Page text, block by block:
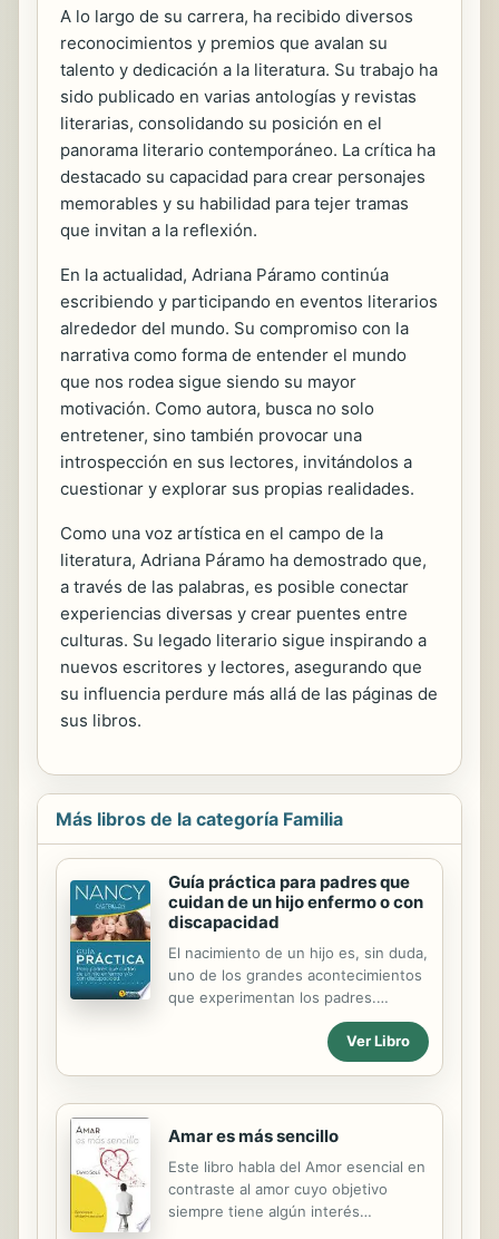
A lo largo de su carrera, ha recibido diversos
reconocimientos y premios que avalan su
talento y dedicación a la literatura. Su trabajo ha
sido publicado en varias antologías y revistas
literarias, consolidando su posición en el
panorama literario contemporáneo. La crítica ha
destacado su capacidad para crear personajes
memorables y su habilidad para tejer tramas
que invitan a la reflexión.
En la actualidad, Adriana Páramo continúa
escribiendo y participando en eventos literarios
alrededor del mundo. Su compromiso con la
narrativa como forma de entender el mundo
que nos rodea sigue siendo su mayor
motivación. Como autora, busca no solo
entretener, sino también provocar una
introspección en sus lectores, invitándolos a
cuestionar y explorar sus propias realidades.
Como una voz artística en el campo de la
literatura, Adriana Páramo ha demostrado que,
a través de las palabras, es posible conectar
experiencias diversas y crear puentes entre
culturas. Su legado literario sigue inspirando a
nuevos escritores y lectores, asegurando que
su influencia perdure más allá de las páginas de
sus libros.
Más libros de la categoría Familia
Guía práctica para padres que
cuidan de un hijo enfermo o con
discapacidad
El nacimiento de un hijo es, sin duda,
uno de los grandes acontecimientos
que experimentan los padres.
Además, es un suceso que marca un
hilo de continuidad en su historia de
pareja y familiar. También marca el
alegría, la ilusión, el deseo, la
esperanza y las expectativas que
embargo, el nacimiento de un hijo
con una enfermedad o discapacidad
es un acontecimiento traumático,
Ver Libro
Amar es más sencillo
Este libro habla del Amor esencial en
contraste al amor cuyo objetivo
siempre tiene algún interés